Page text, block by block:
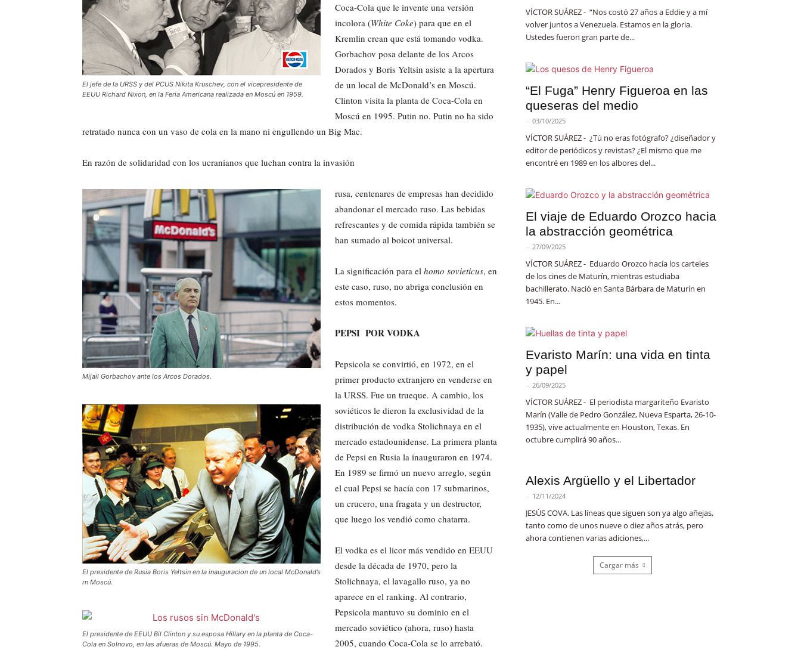
El jefe de la URSS y del PCUS Nikita Kruschev, con el vicepresidente de
EEUU Richard Nixon, en la Feria Americana realizada en Moscú en 1959.
Coca-Cola que le invente una versión
incolora (White Coke) para que en el
Kremlin crean que está tomando vodka.
Gorbachov posa delante de los Arcos
Dorados y Boris Yeltsin asiste a la apertura
de un local de McDonald’s en Moscú.
Clinton visita la planta de Coca-Cola en
Moscú en 1995. Putin no. Putin no ha sido
retratado nunca con un vaso de cola en la mano ni engullendo un Big Mac.
En razón de solidaridad con los ucranianos que luchan contra la invasión
Mijail Gorbachov ante los Arcos Dorados.
rusa, centenares de empresas han decidido
abandonar el mercado ruso. Las bebidas
refrescantes y de comida rápida también se
han sumado al boicot universal.
La significación para el homo sovieticus, en
este caso, ruso, no abriga conclusión en
estos momentos.
PEPSI POR VODKA
El presidente de Rusia Boris Yeltsin en la inauguracion de un local McDonald’s
rn Moscú.
Pepsicola se convirtió, en 1972, en el
primer producto extranjero en venderse en
la URSS. Fue un trueque. A cambio, los
soviéticos le dieron la exclusividad de la
distribución de vodka Stolichnaya en el
mercado estadounidense. La primera planta
de Pepsi en Rusia la inauguraron en 1974.
En 1989 se firmó un nuevo arreglo, según
el cual Pepsi se hacía con 17 submarinos,
un crucero, una fragata y un destructor,
que luego los vendió como chatarra.
El presidente de EEUU Bil Clinton y su esposa Hillary en la planta de Coca-
Cola en Solnovo, en las afueras de Moscú. Mayo de 1995.
El vodka es el licor más vendido en EEUU
desde la década de 1970, pero la
Stolichnaya, el lavagallo ruso, ya no
aparece en el ranking. Al contrario,
Pepsicola mantuvo su dominio en el
mercado soviético (ahora, ruso) hasta
2005, cuando Coca-Cola se lo arrebató.
VÍCTOR SUÁREZ - “Nos costó 27 años a Eddie y a mí
volver juntos a Venezuela. Estamos en la gloria.
Ustedes fueron gran parte de...
“El Fuga” Henry Figueroa en las
queseras del medio
- 03/10/2025
VÍCTOR SUÁREZ - ¿Tú no eras fotógrafo? ¿diseñador y
editor de periódicos y revistas? ¿El mismo que me
encontré en 1989 en los albores del...
El viaje de Eduardo Orozco hacia
la abstracción geométrica
- 27/09/2025
VÍCTOR SUÁREZ - Eduardo Orozco hacía los carteles
de los cines de Maturín, mientras estudiaba
bachillerato. Nació en Santa Bárbara de Maturín en
1945. En...
Evaristo Marín: una vida en tinta
y papel
- 26/09/2025
VÍCTOR SUÁREZ - El periodista margariteño Evaristo
Marín (Valle de Pedro González, Nueva Esparta, 26-10-
1935), vive actualmente en Houston, Texas. En
octubre cumplirá 90 años...
Alexis Argüello y el Libertador
- 12/11/2024
JESÚS COVA. Las líneas que siguen son ya algo añejas,
tanto como de unos nueve o diez años atrás, pero
ahora contienen varias adiciones,...
Cargar más